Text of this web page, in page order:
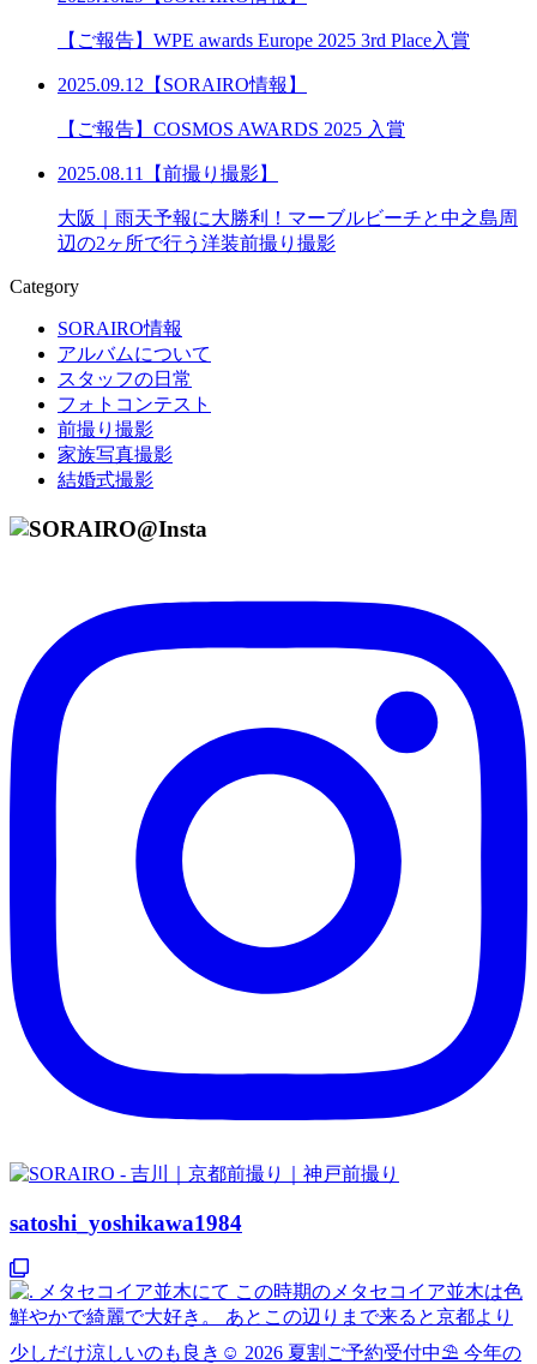
【ご報告】WPE awards Europe 2025 3rd Place入賞
2025.09.12【SORAIRO情報】
【ご報告】COSMOS AWARDS 2025 入賞
2025.08.11【前撮り撮影】
大阪｜雨天予報に大勝利！マーブルビーチと中之島周
辺の2ヶ所で行う洋装前撮り撮影
Category
SORAIRO情報
アルバムについて
スタッフの日常
フォトコンテスト
前撮り撮影
家族写真撮影
結婚式撮影
satoshi_yoshikawa1984